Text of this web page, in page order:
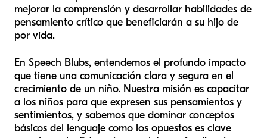
mejorar la comprensión y desarrollar habilidades de
pensamiento crítico que beneficiarán a su hijo de
por vida.
En Speech Blubs, entendemos el profundo impacto
que tiene una comunicación clara y segura en el
crecimiento de un niño. Nuestra misión es capacitar
a los niños para que expresen sus pensamientos y
sentimientos, y sabemos que dominar conceptos
básicos del lenguaje como los opuestos es clave